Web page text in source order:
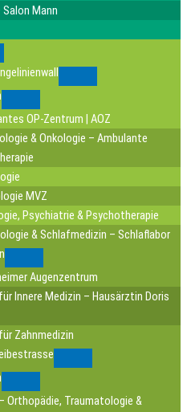
Mann
OP-Zentrum | AOZ
& Onkologie – Ambulante
MVZ
Psychiatrie & Psychotherapie
& Schlafmedizin – Schlaflabor
Augenzentrum
Innere Medizin – Hausärztin Doris
Zahnmedizin
Orthopädie, Traumatologie &